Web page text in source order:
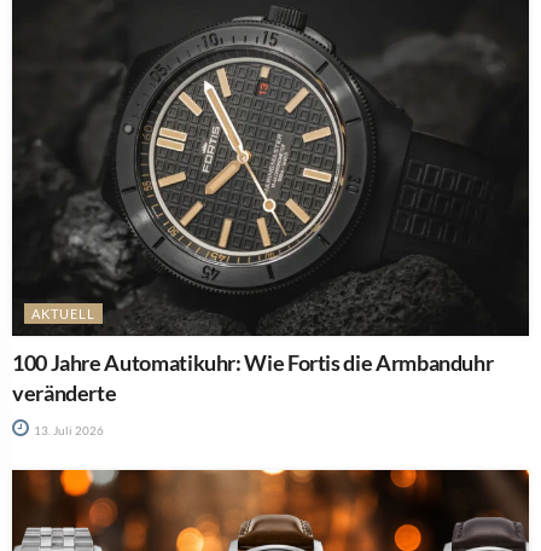
AKTUELL
100 Jahre Automatikuhr: Wie Fortis die Armbanduhr
veränderte
13. Juli 2026